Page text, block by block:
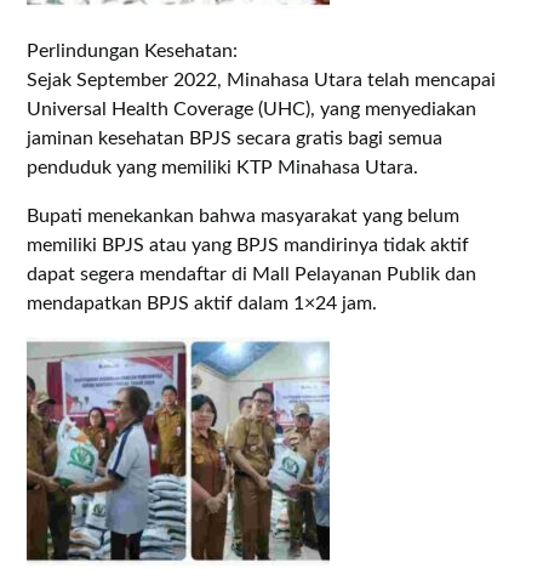
Perlindungan Kesehatan:
Sejak September 2022, Minahasa Utara telah mencapai
Universal Health Coverage (UHC), yang menyediakan
jaminan kesehatan BPJS secara gratis bagi semua
penduduk yang memiliki KTP Minahasa Utara.
Bupati menekankan bahwa masyarakat yang belum
memiliki BPJS atau yang BPJS mandirinya tidak aktif
dapat segera mendaftar di Mall Pelayanan Publik dan
mendapatkan BPJS aktif dalam 1×24 jam.